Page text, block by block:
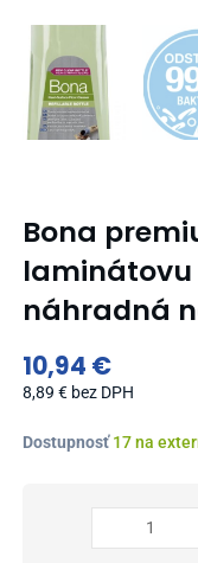
Bona
laminátovu
náhradná
10,94 €
8,89 € bez DPH
Dostupnosť 17 na
množstvo